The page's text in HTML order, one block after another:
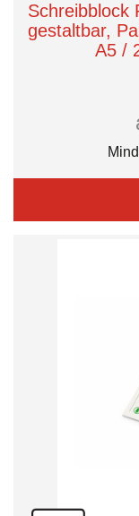
Schreibblock
gestaltbar,
A5 /